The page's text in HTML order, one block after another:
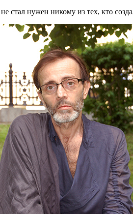
стал нужен никому из тех, кто